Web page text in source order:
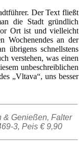
Der Text fließt
die Stadt gründlich
Ort ist und vielleicht
Wochenendes an der
übrigens schnellstens
verstehen, was einen
unbeschreiblichen
„Vltava“, uns besser
& Genießen, Falter
3, Peis € 9,90